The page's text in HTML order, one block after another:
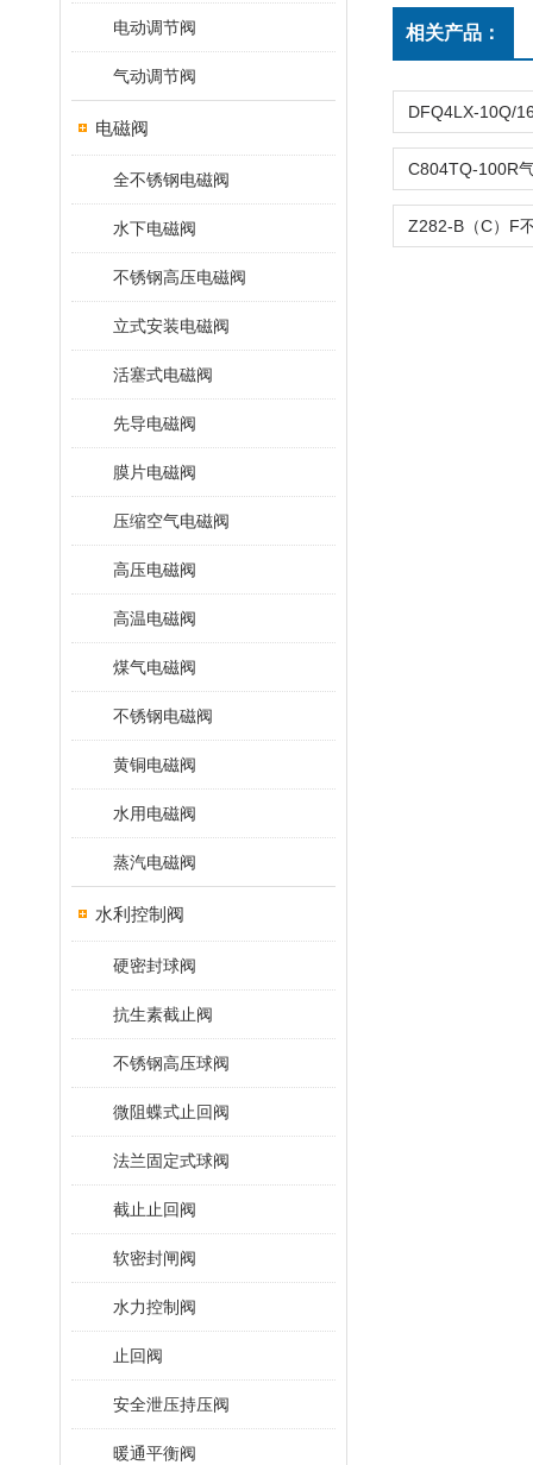
电动调节阀
气动调节阀
电磁阀
全不锈钢电磁阀
水下电磁阀
不锈钢高压电磁阀
立式安装电磁阀
活塞式电磁阀
先导电磁阀
膜片电磁阀
压缩空气电磁阀
高压电磁阀
高温电磁阀
煤气电磁阀
不锈钢电磁阀
黄铜电磁阀
水用电磁阀
蒸汽电磁阀
水利控制阀
硬密封球阀
抗生素截止阀
不锈钢高压球阀
微阻蝶式止回阀
法兰固定式球阀
截止止回阀
软密封闸阀
水力控制阀
止回阀
安全泄压持压阀
暖通平衡阀
相关产品：